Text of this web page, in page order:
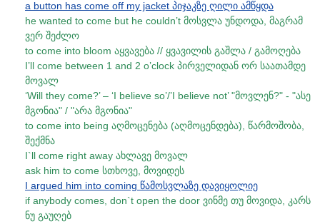
a button has come off my jacket პიჯაკზე ღილი ამწყდა
he wanted to come but he couldn’t მოსვლა უნდოდა, მაგრამ
ვერ შეძლო
to come into bloom აყვავება // ყვავილის გაშლა / გამოღება
I’ll come between 1 and 2 o’clock პირველიდან ორ საათამდე
მოვალ
‘Will they come?’ – ‘I believe so’/’I believe not’ "მოვლენ?" - "ასე
მგონია" / "არა მგონია"
to come into being აღმოცენება (აღმოცენდება), წარმოშობა,
შექმნა
I`ll come right away ახლავე მოვალ
ask him to come სთხოვე, მოვიდეს
I argued him into coming წამოსვლაზე დავიყოლიე
if anybody comes, don`t open the door ვინმე თუ მოვიდა, კარს
ნუ გაუღებ